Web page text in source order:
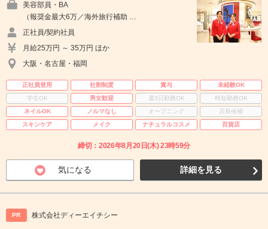
美容部員・BA
（報奨金最大6万／海外旅行補助 …
正社員/契約社員
月給25万円 ～ 35万円 ほか
大阪・名古屋・福岡
正社員登用 社割制度 賞与
未経験OK
学生OK
男女歓迎 週3日勤務OK
時短勤務OK
ネイルOK
ノルマなし オープニング
店長候補
スキンケア
メイク ナチュラルコスメ 百貨店
締切：2026年8月20日(木) 23時59分
気になる 詳細を見る
PR 株式会社ディーエイチシー